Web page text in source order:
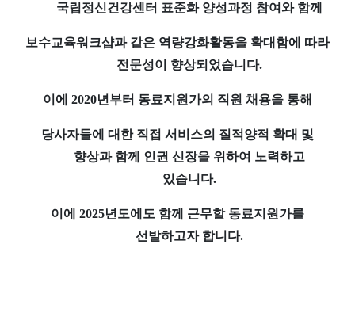
국립정신건강센터 표준화 양성과정 참여와 함께
보수교육워크샵과 같은 역량강화활동을 확대함에 따라
전문성이 향상되었습니다.
이에 2020년부터 동료지원가의 직원 채용을 통해
당사자들에 대한 직접 서비스의 질적 양적 확대 및
향상과 함께 인권 신장을 위하여 노력하고
있습니다.
이에 2025년도에도 함께 근무할 동료지원가를
선발하고자 합니다.